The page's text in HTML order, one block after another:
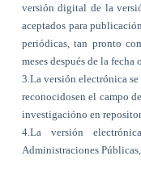
versión digital de la
aceptados para
periódicas, tan pronto
meses después de la fecha
3.La versión electrónica
reconocidosen el campo
investigacióno en
4.La versión
Administraciones